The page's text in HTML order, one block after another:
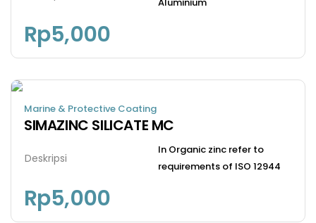
Rp5,000
Marine & Protective Coating
SIMAZINC SILICATE MC
Deskripsi
In Organic zinc refer to
requirements of ISO 12944
Rp5,000